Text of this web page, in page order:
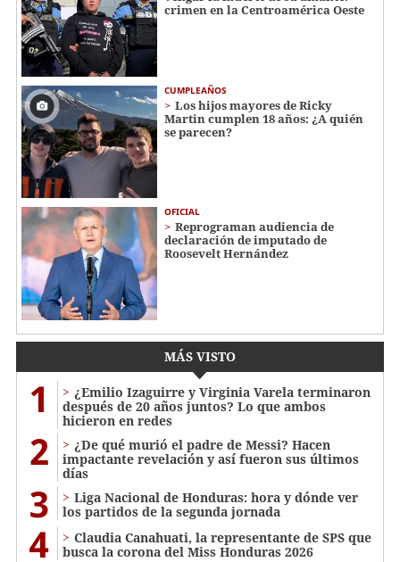
crimen en la Centroamérica Oeste
CUMPLEAÑOS
Los hijos mayores de Ricky
Martin cumplen 18 años: ¿A quién
se parecen?
OFICIAL
Reprograman audiencia de
declaración de imputado de
Roosevelt Hernández
MÁS VISTO
1
¿Emilio Izaguirre y Virginia Varela terminaron
después de 20 años juntos? Lo que ambos
hicieron en redes
2
¿De qué murió el padre de Messi? Hacen
impactante revelación y así fueron sus últimos
días
3
Liga Nacional de Honduras: hora y dónde ver
los partidos de la segunda jornada
4
Claudia Canahuati, la representante de SPS que
busca la corona del Miss Honduras 2026